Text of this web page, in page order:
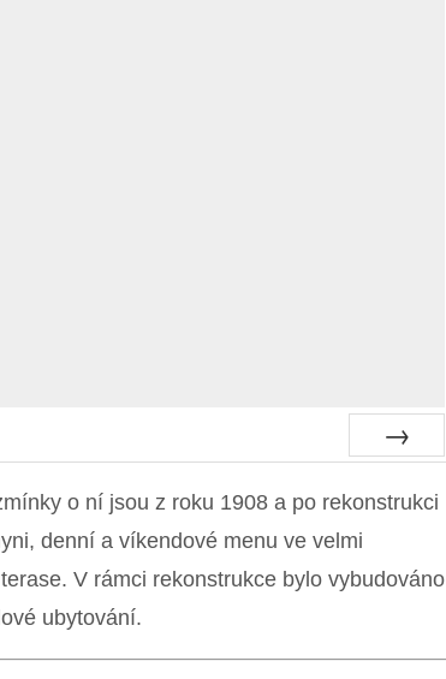
o ní jsou z roku 1908 a po rekonstrukci
denní a víkendové menu ve velmi
V rámci rekonstrukce bylo vybudováno
ubytování.